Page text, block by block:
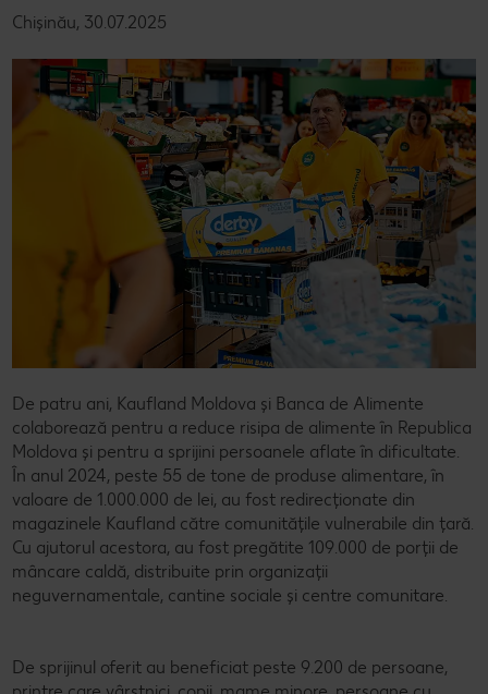
Chișinău, 30.07.2025
De patru ani, Kaufland Moldova și Banca de Alimente
colaborează pentru a reduce risipa de alimente în Republica
Moldova și pentru a sprijini persoanele aflate în dificultate.
În anul 2024, peste 55 de tone de produse alimentare, în
valoare de 1.000.000 de lei, au fost redirecționate din
magazinele Kaufland către comunitățile vulnerabile din țară.
Cu ajutorul acestora, au fost pregătite 109.000 de porții de
mâncare caldă, distribuite prin organizații
neguvernamentale, cantine sociale și centre comunitare.
De sprijinul oferit au beneficiat peste 9.200 de persoane,